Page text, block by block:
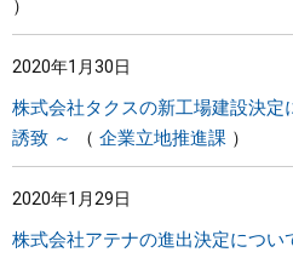
2020年1月30日
株式会社タクスの新工場建設決定
誘致 ～
企業立地推進課
2020年1月29日
株式会社アテナの進出決定につい